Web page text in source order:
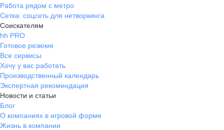
Работа рядом с метро
Сетка: соцсеть для нетворкинга
Соискателям
hh PRO
Готовое резюме
Все сервисы
Хочу у вас работать
Производственный календарь
Экспертная рекомендация
Новости и статьи
Блог
О компаниях в игровой форме
Жизнь в компании